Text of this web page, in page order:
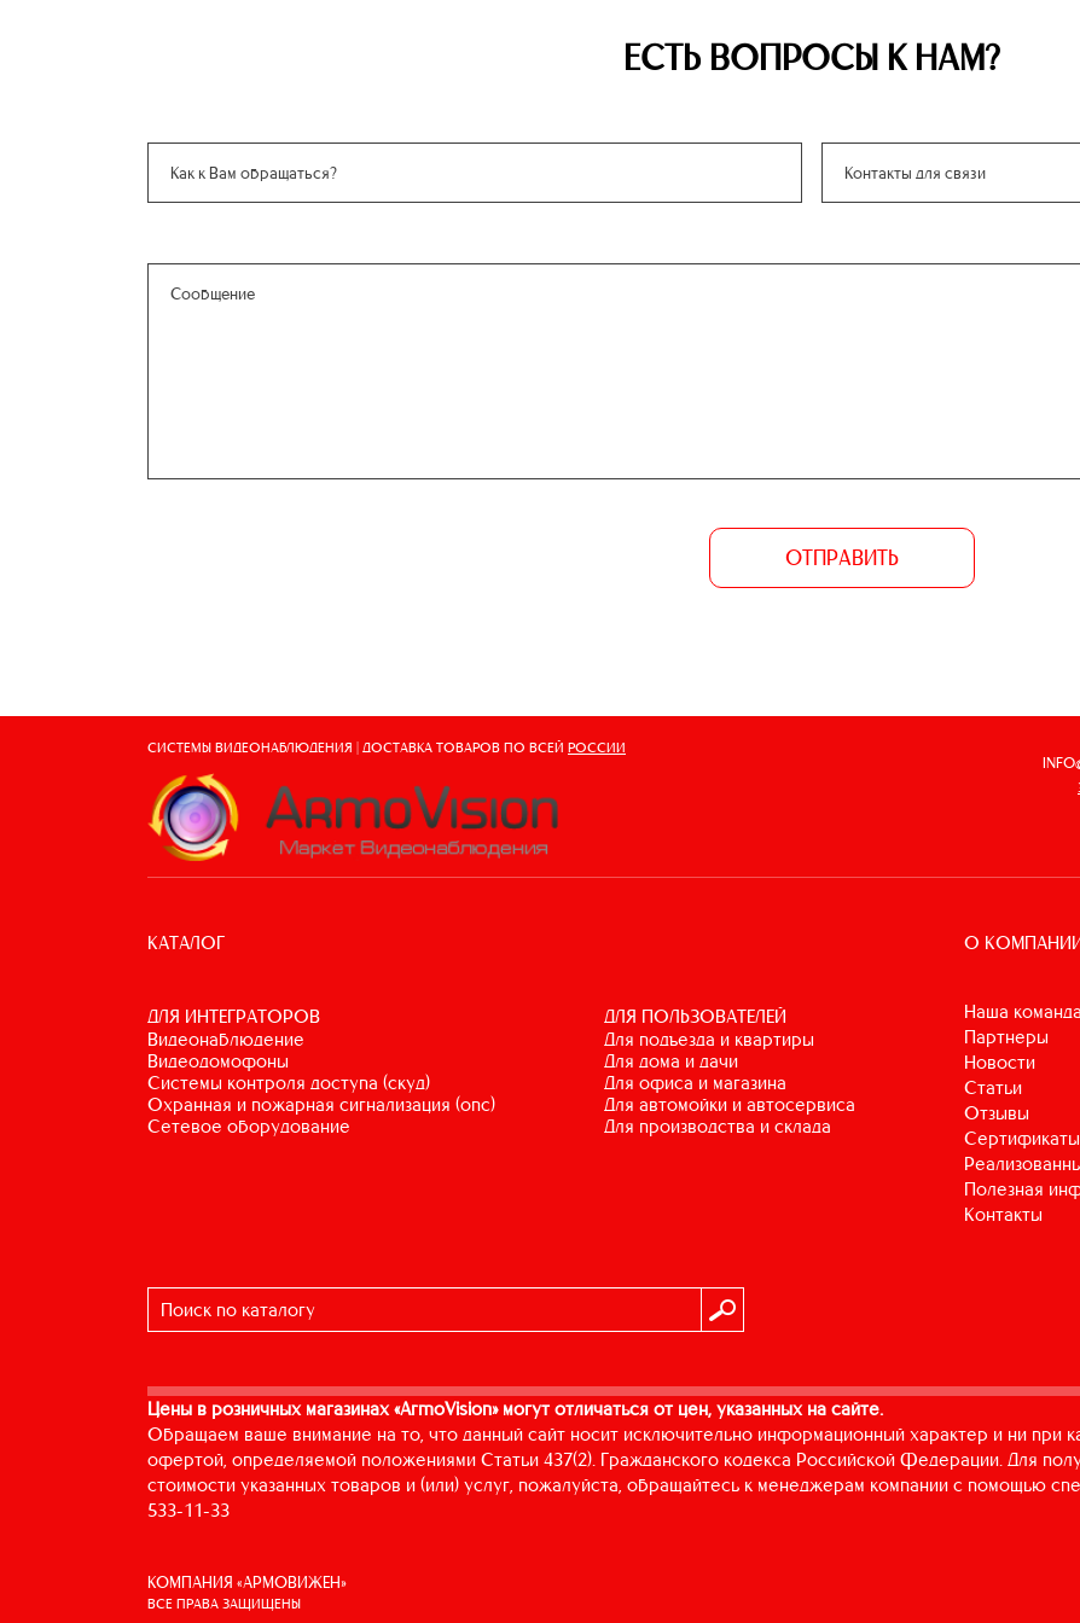
ЕСТЬ ВОПРОСЫ К НАМ?
ОТПРАВИТЬ
СИСТЕМЫ ВИДЕОНАБЛЮДЕНИЯ | ДОСТАВКА ТОВАРОВ ПО ВСЕЙ РОССИИ
КАТАЛОГ
ДЛЯ ИНТЕГРАТОРОВ
видеонаблюдение
видеодомофоны
системы контроля доступа (скуд)
охранная и пожарная сигнализация (опс)
сетевое оборудование
ДЛЯ ПОЛЬЗОВАТЕЛЕЙ
для подъезда и квартиры
для дома и дачи
для офиса и магазина
для автомойки и автосервиса
для производства и склада
О
Наша команда
Партнеры
Новости
Статьи
Отзывы
Сертификаты
Полезная
Контакты
Цены в розничных магазинах «ArmoVision» могут отличаться от цен, указанных на сайте.
Обращаем ваше внимание на то, что данный сайт носит исключительно информационный характер и ни при
офертой, определяемой положениями Статьи 437(2). Гражданского кодекса Российской Федерации. Для
стоимости указанных товаров и (или) услуг, пожалуйста, обращайтесь к менеджерам компании с помощью
533-11-33
КОМПАНИЯ «АРМОВИЖЕН»
ВСЕ ПРАВА ЗАЩИЩЕНЫ